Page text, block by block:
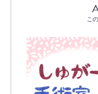
こ